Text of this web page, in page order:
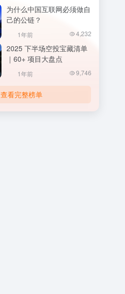
为什么中国互联网必须做自
己的公链？
1年前 4,232
2025 下半场空投宝藏清单
｜60+ 项目大盘点
1年前 9,746
查看完整榜单